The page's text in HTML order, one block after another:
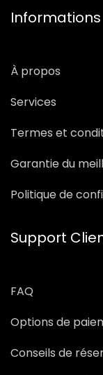
Informations
À propos
Services
Termes et
Garantie du
Politique de
Support
FAQ
Options de
Conseils de